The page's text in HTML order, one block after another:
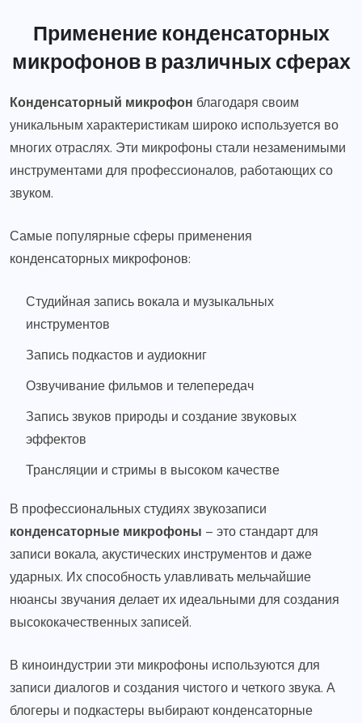
Применение конденсаторных
микрофонов в различных сферах
Конденсаторный микрофон благодаря своим
уникальным характеристикам широко используется во
многих отраслях. Эти микрофоны стали незаменимыми
инструментами для профессионалов, работающих со
звуком.
Самые популярные сферы применения
конденсаторных микрофонов:
Студийная запись вокала и музыкальных
инструментов
Запись подкастов и аудиокниг
Озвучивание фильмов и телепередач
Запись звуков природы и создание звуковых
эффектов
Трансляции и стримы в высоком качестве
В профессиональных студиях звукозаписи
конденсаторные микрофоны – это стандарт для
записи вокала, акустических инструментов и даже
ударных. Их способность улавливать мельчайшие
нюансы звучания делает их идеальными для создания
высококачественных записей.
В киноиндустрии эти микрофоны используются для
записи диалогов и создания чистого и четкого звука. А
блогеры и подкастеры выбирают конденсаторные